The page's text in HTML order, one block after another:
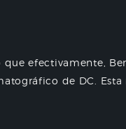
que efectivamente,
de DC.